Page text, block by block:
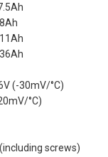
(-30mV/°C)
°C)
screws)